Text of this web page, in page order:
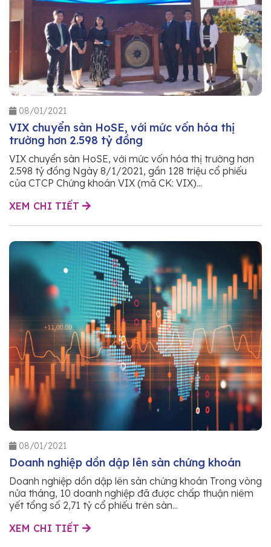
08/01/2021
VIX chuyển sàn HoSE, với mức vốn hóa thị
trường hơn 2.598 tỷ đồng
VIX chuyển sàn HoSE, với mức vốn hóa thị trường hơn
2.598 tỷ đồng Ngày 8/1/2021, gần 128 triệu cổ phiếu
của CTCP Chứng khoán VIX (mã CK: VIX)...
XEM CHI TIẾT
08/01/2021
Doanh nghiệp dồn dập lên sàn chứng khoán
Doanh nghiệp dồn dập lên sàn chứng khoán Trong vòng
nửa tháng, 10 doanh nghiệp đã được chấp thuận niêm
yết tổng số 2,71 tỷ cổ phiếu trên sàn...
XEM CHI TIẾT